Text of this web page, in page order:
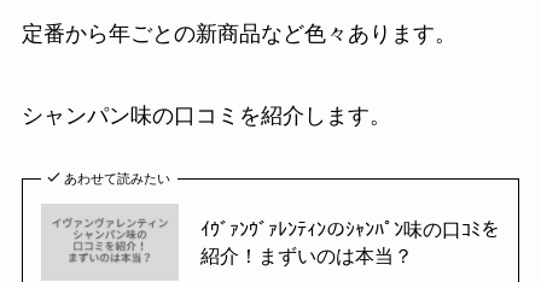
定番から年ごとの新商品など色々あります。
シャンパン味の口コミを紹介します。
あわせて読みたい
ｲｳﾞｧﾝｳﾞｧﾚﾝﾃｨﾝのｼｬﾝﾊﾟﾝ味の口ｺﾐを
紹介！まずいのは本当？